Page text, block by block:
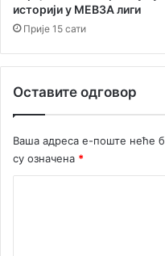
историји у МЕВЗА лиги
Прије 15 сати
Оставите одговор
Ваша адреса е-поште неће
су означена *